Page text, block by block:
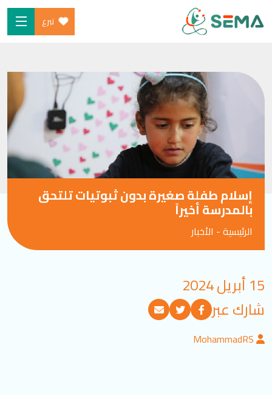
content
تبرع
شارك معنا
الأخبار والموارد
المدونة
SEARCH
إسلام طفلة صغيرة بدون ثبوتيات تلتحق
بالمدرسة أخيراً
الرئيسية- الأخبار
15 أبريل 2024
شارك عبر
MohammadRS